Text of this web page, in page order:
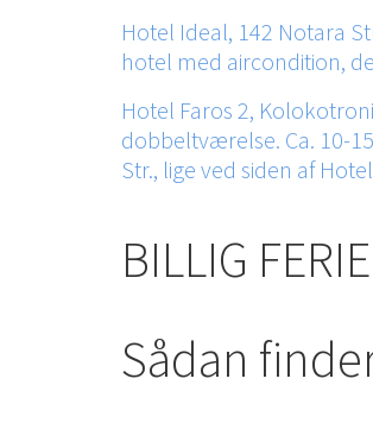
Hotel Ideal, 142 Notara
hotel med aircondition,
Hotel Faros 2,
dobbeltværelse. Ca. 10-
Str., lige ved siden af
BILLIG
Sådan